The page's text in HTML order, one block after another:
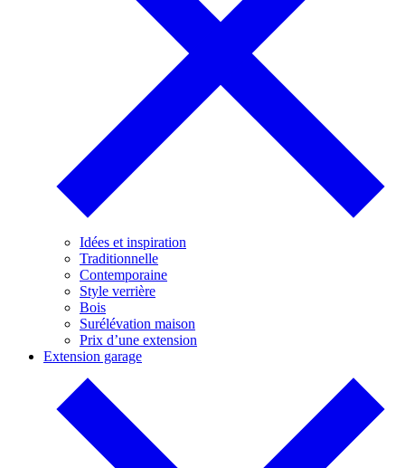
Idées et inspiration
Traditionnelle
Contemporaine
Style verrière
Bois
Surélévation maison
Prix d’une extension
Extension garage